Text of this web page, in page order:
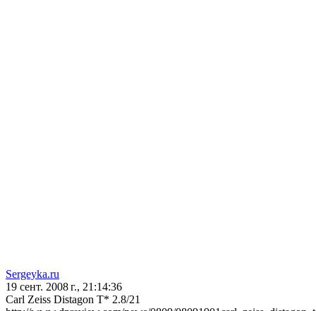
Sergeyka.ru
19 сент. 2008 г., 21:14:36
Carl Zeiss Distagon T* 2.8/21